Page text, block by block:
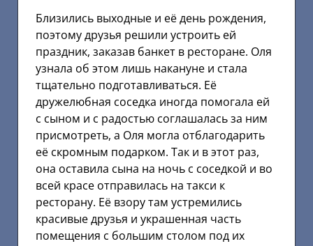
Близились выходные и её день рождения,
поэтому друзья решили устроить ей
праздник, заказав банкет в ресторане. Оля
узнала об этом лишь накануне и стала
тщательно подготавливаться. Её
дружелюбная соседка иногда помогала ей
с сыном и с радостью соглашалась за ним
присмотреть, а Оля могла отблагодарить
её скромным подарком. Так и в этот раз,
она оставила сына на ночь с соседкой и во
всей красе отправилась на такси к
ресторану. Её взору там устремились
красивые друзья и украшенная часть
помещения с большим столом под их